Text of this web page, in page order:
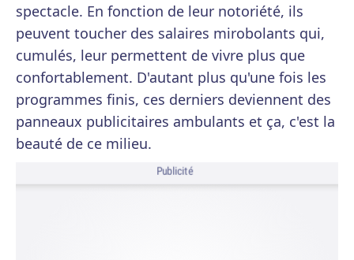
spectacle. En fonction de leur notoriété, ils
peuvent toucher des salaires mirobolants qui,
cumulés, leur permettent de vivre plus que
confortablement. D'autant plus qu'une fois les
programmes finis, ces derniers deviennent des
panneaux publicitaires ambulants et ça, c'est la
beauté de ce milieu.
Publicité